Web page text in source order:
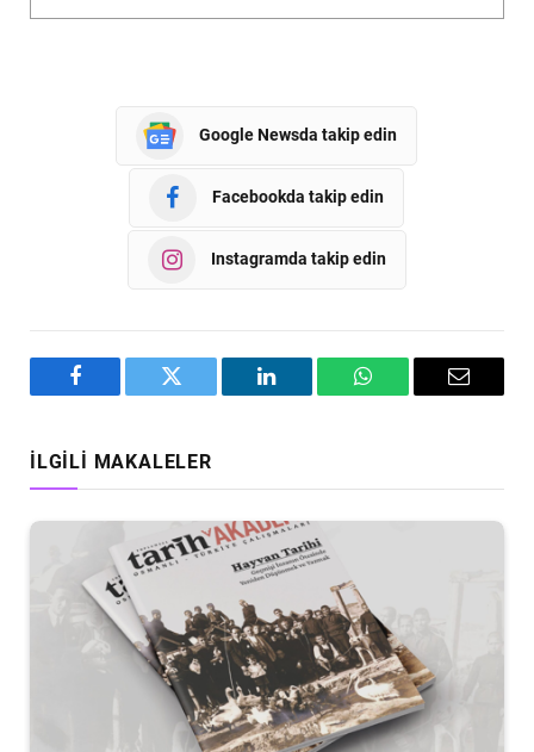
Google Newsda takip edin
Facebookda takip edin
Instagramda takip edin
Facebook Twitter LinkedIn WhatsAppEmail
İLGILI MAKALELER